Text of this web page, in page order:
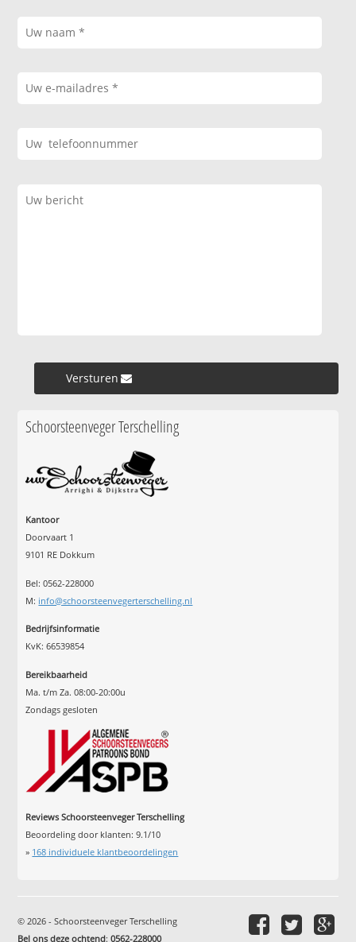
Versturen »
Schoorsteenveger Terschelling
Kantoor
Doorvaart 1
9101 RE Dokkum
Bel: 0562-228000
M: info@schoorsteenvegerterschelling.nl
Bedrijfsinformatie
KvK: 66539854
Bereikbaarheid
Ma. t/m Za. 08:00-20:00u
Zondags gesloten
Reviews Schoorsteenveger Terschelling
Beoordeling door klanten:9.1/10
» 168 individuele klantbeoordelingen
© 2026 - Schoorsteenveger Terschelling
Bel ons deze ochtend:0562-228000